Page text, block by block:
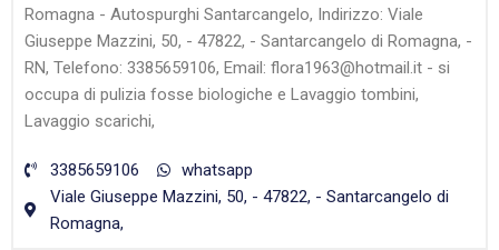
Romagna - Autospurghi Santarcangelo, Indirizzo: Viale
Giuseppe Mazzini, 50, - 47822, - Santarcangelo di Romagna, -
RN, Telefono: 3385659106, Email: flora1963@hotmail.it - si
occupa di pulizia fosse biologiche e Lavaggio tombini,
Lavaggio scarichi,
3385659106
whatsapp
Viale Giuseppe Mazzini, 50, - 47822, - Santarcangelo di
Romagna,